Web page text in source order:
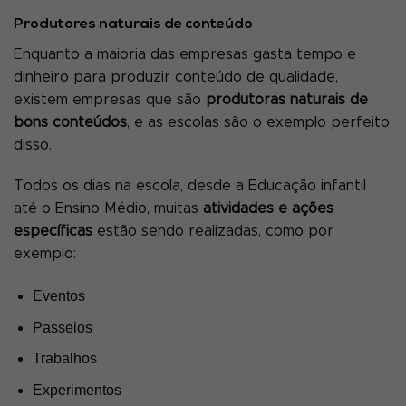
Produtores naturais de conteúdo
Enquanto a maioria das empresas gasta tempo e
dinheiro para produzir conteúdo de qualidade,
existem empresas que são produtoras naturais de
bons conteúdos, e as escolas são o exemplo perfeito
disso.
Todos os dias na escola, desde a Educação infantil
até o Ensino Médio, muitas atividades e ações
específicas estão sendo realizadas, como por
exemplo:
Eventos
Passeios
Trabalhos
Experimentos